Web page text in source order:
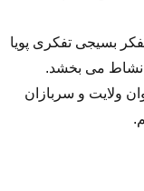
بسیجی تفکری پویا
نشاط می بخشد.
ولایت و سربازان